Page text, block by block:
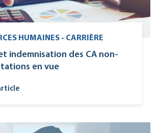
HUMAINES - CARRIÈRE
indemnisation des CA non-
en vue